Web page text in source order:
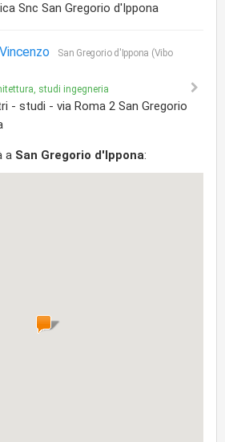
Snc San Gregorio d'Ippona
San Gregorio d'Ippona (Vibo
studi ingegneria
- studi - via Roma 2 San Gregorio
a San Gregorio d'Ippona: